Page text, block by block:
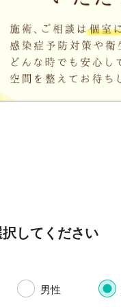
してください
男性